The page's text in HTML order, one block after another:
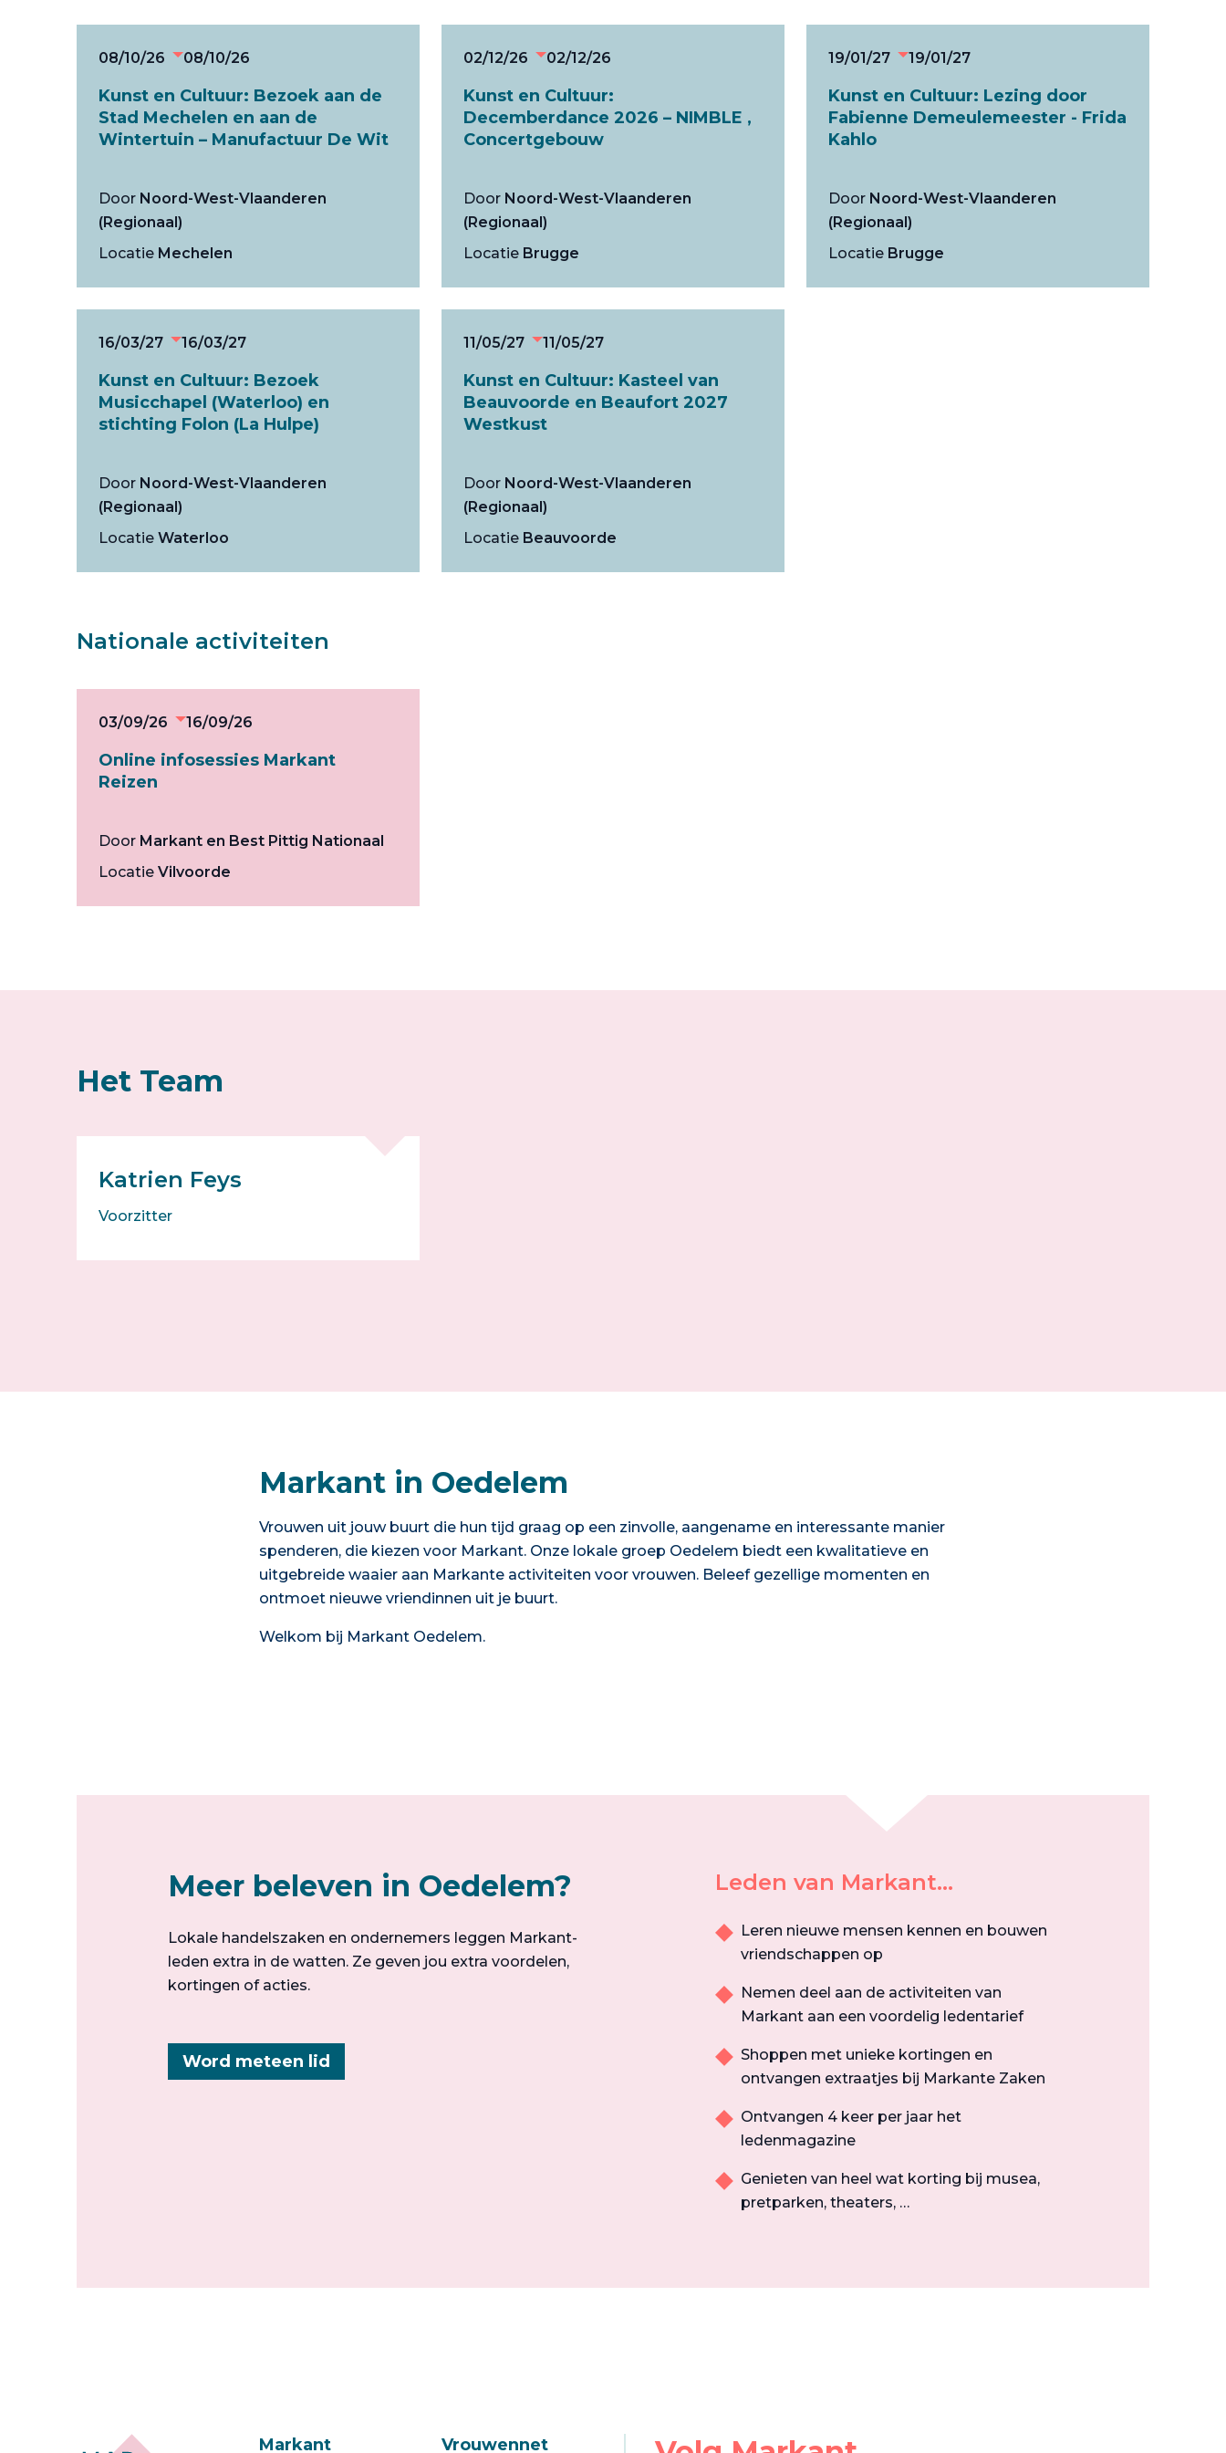
08/10/26 08/10/26
Kunst en Cultuur: Bezoek aan de
Stad Mechelen en aan de
Wintertuin – Manufactuur De Wit
Door Noord-West-Vlaanderen
(Regionaal)
Locatie Mechelen
02/12/26 02/12/26
Kunst en Cultuur:
Decemberdance 2026 – NIMBLE ,
Concertgebouw
Door Noord-West-Vlaanderen
(Regionaal)
Locatie Brugge
19/01/27 19/01/27
Kunst en Cultuur: Lezing door
Fabienne Demeulemeester - Frida
Kahlo
Door Noord-West-Vlaanderen
(Regionaal)
Locatie Brugge
16/03/27 16/03/27
Kunst en Cultuur: Bezoek
Musicchapel (Waterloo) en
stichting Folon (La Hulpe)
Door Noord-West-Vlaanderen
(Regionaal)
Locatie Waterloo
11/05/27 11/05/27
Kunst en Cultuur: Kasteel van
Beauvoorde en Beaufort 2027
Westkust
Door Noord-West-Vlaanderen
(Regionaal)
Locatie Beauvoorde
Nationale activiteiten
03/09/26 16/09/26
Online infosessies Markant
Reizen
Door Markant en Best Pittig Nationaal
Locatie Vilvoorde
Het Team
Katrien Feys
Voorzitter
Markant in Oedelem
Vrouwen uit jouw buurt die hun tijd graag op een zinvolle, aangename en interessante manier
spenderen, die kiezen voor Markant. Onze lokale groep Oedelem biedt een kwalitatieve en
uitgebreide waaier aan Markante activiteiten voor vrouwen. Beleef gezellige momenten en
ontmoet nieuwe vriendinnen uit je buurt.
Welkom bij Markant Oedelem.
Meer beleven in Oedelem?
Lokale handelszaken en ondernemers leggen Markant-
leden extra in de watten. Ze geven jou extra voordelen,
kortingen of acties.
Word meteen lid
Leden van Markant...
Leren nieuwe mensen kennen en bouwen
vriendschappen op
Nemen deel aan de activiteiten van
Markant aan een voordelig ledentarief
Shoppen met unieke kortingen en
ontvangen extraatjes bij Markante Zaken
Ontvangen 4 keer per jaar het
ledenmagazine
Genieten van heel wat korting bij musea,
pretparken, theaters, …
Markant Vrouwennet